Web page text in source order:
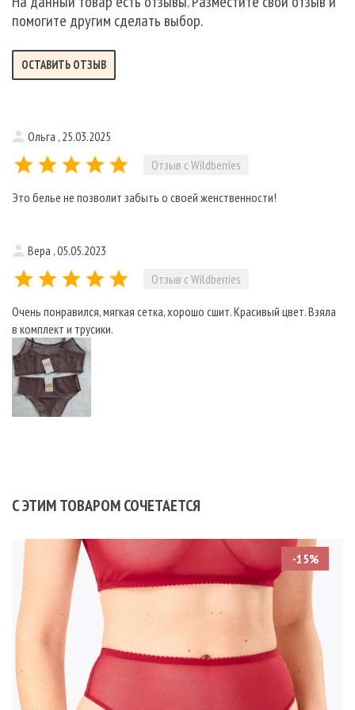
помогите другим сделать выбор.
ОСТАВИТЬ ОТЗЫВ
Ольга , 25.03.2025
Отзыв с Wildberries
Это белье не позволит забыть о своей женственности!
Вера , 05.05.2023
Отзыв с Wildberries
Очень понравился, мягкая сетка, хорошо сшит. Красивый цвет. Взяла
в комплект и трусики.
С ЭТИМ ТОВАРОМ СОЧЕТАЕТСЯ
-15%